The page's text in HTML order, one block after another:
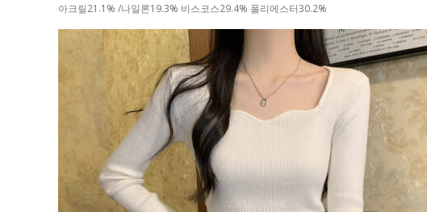
아크릴21.1% /나일론19.3% 비스코스29.4% 폴리에스터30.2%